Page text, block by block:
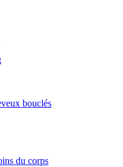
bouclés
du corps